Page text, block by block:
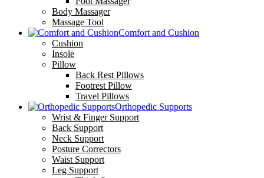
Body Massager
Massage Tool
Comfort and Cushion
Cushion
Insole
Pillow
Back Rest Pillows
Footrest Pillow
Travel Pillows
Orthopedic Supports
Wrist & Finger Support
Back Support
Neck Support
Posture Correctors
Waist Support
Leg Support